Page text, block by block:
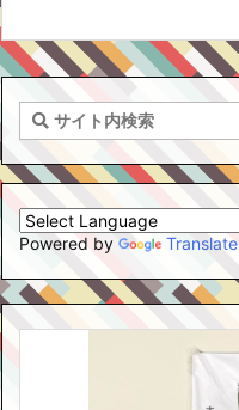
Powered by Translate